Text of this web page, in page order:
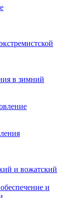
в зимний
и вожатский
и